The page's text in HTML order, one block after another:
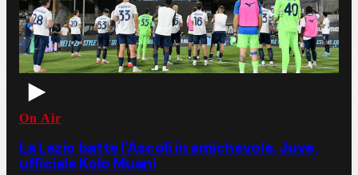
On Air
La Lazio batte l'Ascoli in amichevole. Juve.
ufficiale Kolo Muani